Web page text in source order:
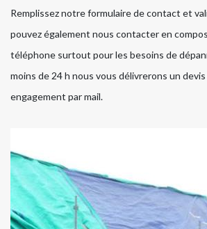
Remplissez notre formulaire de contact et
pouvez également nous contacter en
téléphone surtout pour les besoins de
moins de 24 h nous vous délivrerons un
engagement par mail.